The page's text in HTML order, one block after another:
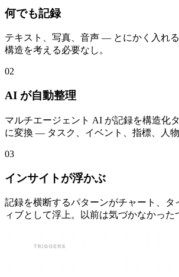
何でも記録
テキスト、写真、音声 — とにかく入れ
構造を考える必要なし。
02
AI が自動整理
マルチエージェント AI が記録を構造化
に変換 — タスク、イベント、指標、人物
03
インサイトが浮かぶ
記録を横断するパターンがチャート、タ
ィブとして浮上。以前は気づかなかった